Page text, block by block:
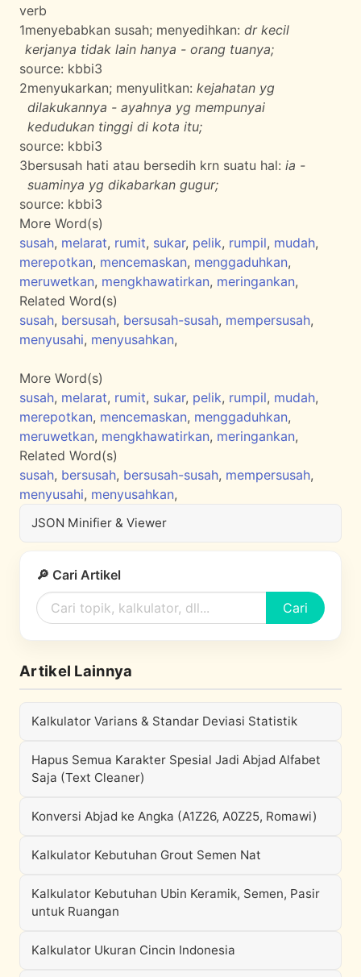
verb
1menyebabkan susah; menyedihkan: dr kecil
kerjanya tidak lain hanya - orang tuanya;
source: kbbi3
2menyukarkan; menyulitkan: kejahatan yg
dilakukannya - ayahnya yg mempunyai
kedudukan tinggi di kota itu;
source: kbbi3
3bersusah hati atau bersedih krn suatu hal: ia -
suaminya yg dikabarkan gugur;
source: kbbi3
More Word(s)
susah, melarat, rumit, sukar, pelik, rumpil, mudah,
merepotkan, mencemaskan, menggaduhkan,
meruwetkan, mengkhawatirkan, meringankan,
Related Word(s)
susah, bersusah, bersusah-susah, mempersusah,
menyusahi, menyusahkan,
More Word(s)
susah, melarat, rumit, sukar, pelik, rumpil, mudah,
merepotkan, mencemaskan, menggaduhkan,
meruwetkan, mengkhawatirkan, meringankan,
Related Word(s)
susah, bersusah, bersusah-susah, mempersusah,
menyusahi, menyusahkan,
JSON Minifier & Viewer
🔎 Cari Artikel
Cari
Artikel Lainnya
Kalkulator Varians & Standar Deviasi Statistik
Hapus Semua Karakter Spesial Jadi Abjad Alfabet
Saja (Text Cleaner)
Konversi Abjad ke Angka (A1Z26, A0Z25, Romawi)
Kalkulator Kebutuhan Grout Semen Nat
Kalkulator Kebutuhan Ubin Keramik, Semen, Pasir
untuk Ruangan
Kalkulator Ukuran Cincin Indonesia